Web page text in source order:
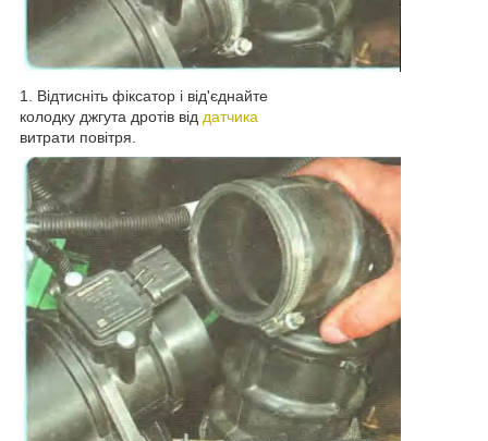
1. Відтисніть фіксатор і від'єднайте
колодку джгута дротів від датчика
витрати повітря.